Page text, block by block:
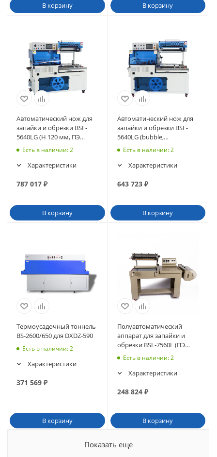
В корзину В корзину
Автоматический нож для
запайки и обрезки BSF-
5640LG (H 120 мм, ПЭ
кастомизация)
Есть в наличии: 2
Характеристики
787 017 ₽
В корзину
Автоматический нож для
запайки и обрезки BSF-
5640LG (bubble,
customization H 120 мм)
Есть в наличии: 2
Характеристики
643 723₽
В корзину
Термоусадочный тоннель
BS-2600/650 для DXDZ-590
Есть в наличии: 2
Характеристики
371 569 ₽
В корзину
Полуавтоматический
аппарат для запайки и
обрезки BSL-7560L (ПЭ
кастомизация)
Есть в наличии: 2
Характеристики
248 824₽
В корзину
Показать еще